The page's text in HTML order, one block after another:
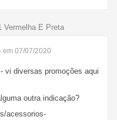
Vermelha E Preta
em 07/07/2020
vi diversas promoções aqui
outra indicação?
acessorios-